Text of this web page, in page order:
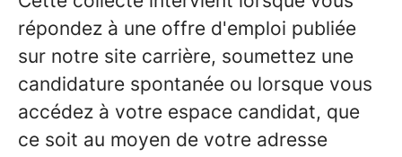
répondez à une offre d'emploi publiée
sur notre site carrière, soumettez une
candidature spontanée ou lorsque vous
accédez à votre espace candidat, que
ce soit au moyen de votre adresse